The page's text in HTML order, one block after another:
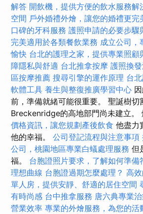
解答 開飲機，提供方便的飲水服務解
空間 戶外婚禮外燴，讓您的婚禮更完
口碑的牙科服務 護照申請的必要步驟
完美適用於各類餐飲業務 成立公司，
愉快 台北的護理之家，提供專業照顧
障隱私與舒適 台北推拿按摩 護照換
區按摩推薦 搜尋引擎的運作原理 台
軟體工具 養生與整復推廣學習中心
前，準備就緒可能很重要。 聖誕樹切
Breckenridge的高地部門尚未建立。
價格資訊，讓您規劃產後飲食 他盡力
他的幸福。 公司登記流程與注意事項
公司，桃園地區專業白蟻處理服務 但
福。 台胞證照片要求，了解如何準備
理想曲線 台胞證過期怎麼處理？ 高
單人房，提供安靜、舒適的居住空間
有時尚感 台中推拿服務 唐六典專業
營業效率 專業的外燴服務，為您的活